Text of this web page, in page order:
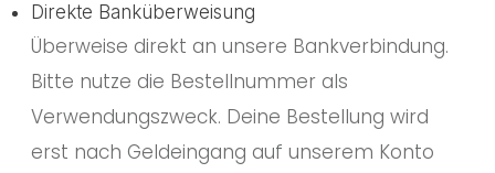
Direkte Banküberweisung
Überweise direkt an unsere Bankverbindung.
Bitte nutze die Bestellnummer als
Verwendungszweck. Deine Bestellung wird
erst nach Geldeingang auf unserem Konto